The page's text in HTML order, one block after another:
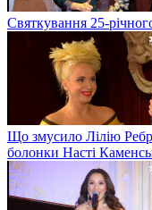
Святкування 25-
Що змусило Лілію
болонки Насті